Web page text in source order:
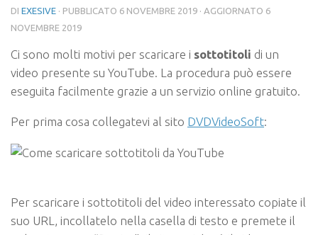
DI EXESIVE · PUBBLICATO 6 NOVEMBRE 2019 · AGGIORNATO 6
NOVEMBRE 2019
Ci sono molti motivi per scaricare i sottotitoli di un
video presente su YouTube. La procedura può essere
eseguita facilmente grazie a un servizio online gratuito.
Per prima cosa collegatevi al sito DVDVideoSoft:
Per scaricare i sottotitoli del video interessato copiate il
suo URL, incollatelo nella casella di testo e premete il